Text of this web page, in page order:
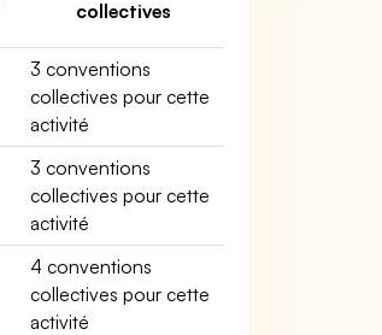
collectives
3 conventions
collectives pour cette
activité
3 conventions
collectives pour cette
activité
4 conventions
collectives pour cette
activité